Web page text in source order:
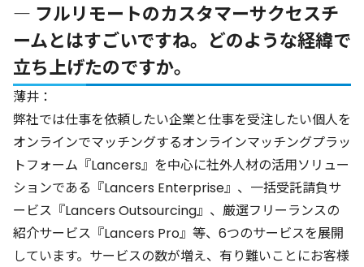
― フルリモートのカスタマーサクセスチ
ームとはすごいですね。どのような経緯で
立ち上げたのですか。
薄井：
弊社では仕事を依頼したい企業と仕事を受注したい個人を
オンラインでマッチングするオンラインマッチングプラッ
トフォーム『Lancers』を中心に社外人材の活用ソリュー
ションである『Lancers Enterprise』、一括受託請負サ
ービス『Lancers Outsourcing』、厳選フリーランスの
紹介サービス『Lancers Pro』等、6つのサービスを展開
しています。サービスの数が増え、有り難いことにお客様